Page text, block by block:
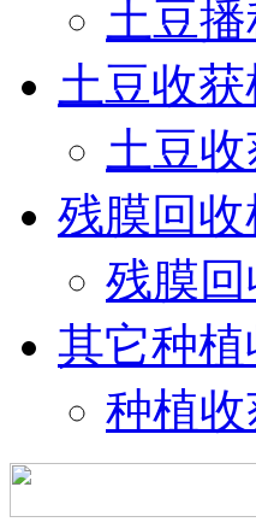
土豆
土豆收获
土豆
残膜回收
残膜
其它种
种植